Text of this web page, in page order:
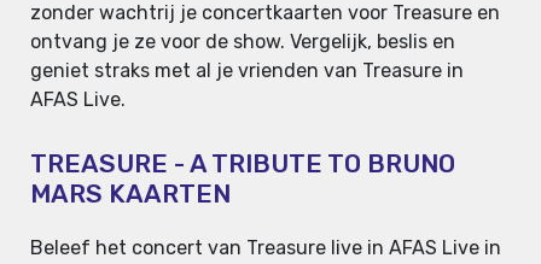
zonder wachtrij je concertkaarten voor Treasure en
ontvang je ze voor de show. Vergelijk, beslis en
geniet straks met al je vrienden van Treasure in
AFAS Live.
TREASURE - A TRIBUTE TO BRUNO
MARS KAARTEN
Beleef het concert van Treasure live in AFAS Live in